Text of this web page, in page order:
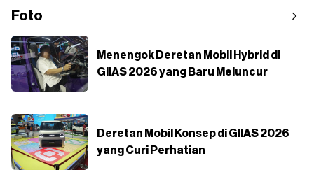
Foto
Menengok Deretan Mobil Hybrid di
GIIAS 2026 yang Baru Meluncur
Deretan Mobil Konsep di GIIAS 2026
yang Curi Perhatian